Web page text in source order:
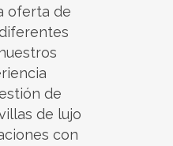
oferta de
de
de lujo
con